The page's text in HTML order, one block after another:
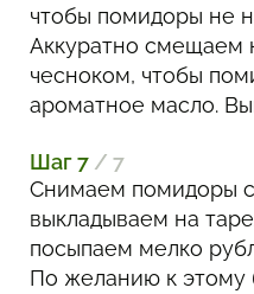
чтобы помидоры не
Аккуратно смещаем
чесноком, чтобы
ароматное масло.
Шаг 7 / 7
Снимаем помидоры
выкладываем на
посыпаем мелко
По желанию к этому